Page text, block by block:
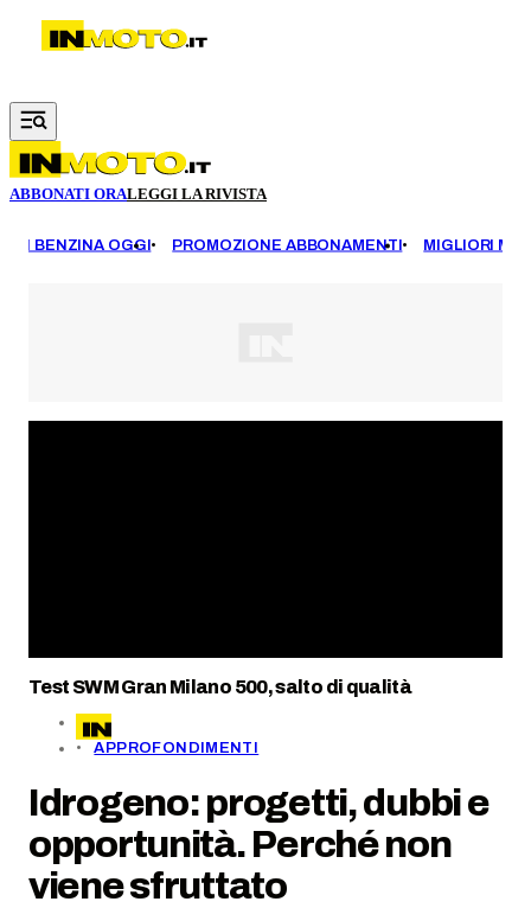
Vai al contenuto principale
ABBONATI ORALEGGI LA RIVISTA
BENZINA OGGI PROMOZIONE ABBONAMENTI MIGLIORI
Test SWM Gran Milano 500, salto di qualità
APPROFONDIMENTI
Idrogeno: progetti, dubbi e
opportunità. Perché non
viene sfruttato